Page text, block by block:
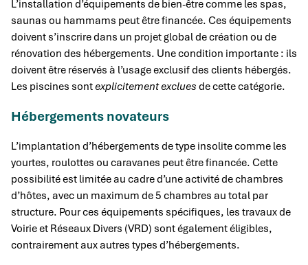
L’installation d’équipements de bien-être comme les spas,
saunas ou hammams peut être financée. Ces équipements
doivent s’inscrire dans un projet global de création ou de
rénovation des hébergements. Une condition importante : ils
doivent être réservés à l’usage exclusif des clients hébergés.
Les piscines sontexplicitement exclues de cette catégorie.
Hébergements novateurs
L’implantation d’hébergements de type insolite comme les
yourtes, roulottes ou caravanes peut être financée. Cette
possibilité est limitée au cadre d’une activité de chambres
d’hôtes, avec un maximum de 5 chambres au total par
structure. Pour ces équipements spécifiques, les travaux de
Voirie et Réseaux Divers (VRD) sont également éligibles,
contrairement aux autres types d’hébergements.